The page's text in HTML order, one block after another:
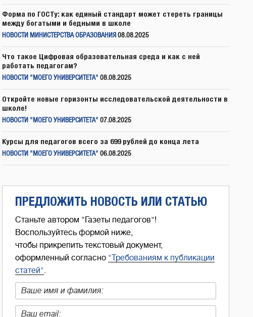
Форма по ГОСТу: как единый стандарт может стереть границы
между богатыми и бедными в школе
НОВОСТИ МИНИСТЕРСТВА ОБРАЗОВАНИЯ 08.08.2025
Что такое Цифровая образовательная среда и как с ней
работать педагогам?
НОВОСТИ "МОЕГО УНИВЕРСИТЕТА" 08.08.2025
Откройте новые горизонты исследовательской деятельности в
школе!
НОВОСТИ "МОЕГО УНИВЕРСИТЕТА" 07.08.2025
Курсы для педагогов всего за 699 рублей до конца лета
НОВОСТИ "МОЕГО УНИВЕРСИТЕТА" 06.08.2025
ПРЕДЛОЖИТЬ НОВОСТЬ ИЛИ СТАТЬЮ
Станьте автором "Газеты педагогов"!
Воспользуйтесь формой ниже,
чтобы прикрепить текстовый документ,
оформленный согласно "Требованиям к публикации
статей".